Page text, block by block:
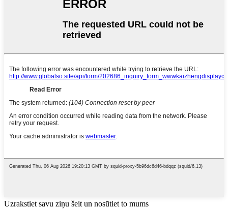
Uzrakstiet savu ziņu šeit un nosūtiet to mums